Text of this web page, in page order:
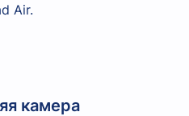
Air.
камера